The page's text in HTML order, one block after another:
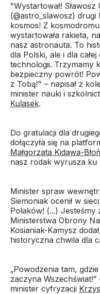
"Wystartował!
(@astro_slawosz)
kosmos! Z
wystartowała rakieta,
nasz astronauta. To
dla Polski, ale i dla
technologii. Trzymamy
bezpieczny powrót!
z Tobą!" – napisał z
minister nauki i
Kulasek.
Do gratulacji dla
dołączyła się na
Małgorzata Kidawa-
nasz rodak wyrusza ku
Minister spraw
Siemoniak ocenił w
Polaków! (...) Jesteśmy
Ministerstwa Obrony
Kosianiak-Kamysz
historyczna chwila dla
„Powodzenia tam,
zaczyna Wszechświat!”
minister cyfryzacji